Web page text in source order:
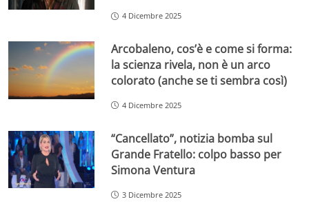
4 Dicembre 2025
Arcobaleno, cos’è e come si forma:
la scienza rivela, non è un arco
colorato (anche se ti sembra così)
4 Dicembre 2025
“Cancellato”, notizia bomba sul
Grande Fratello: colpo basso per
Simona Ventura
3 Dicembre 2025